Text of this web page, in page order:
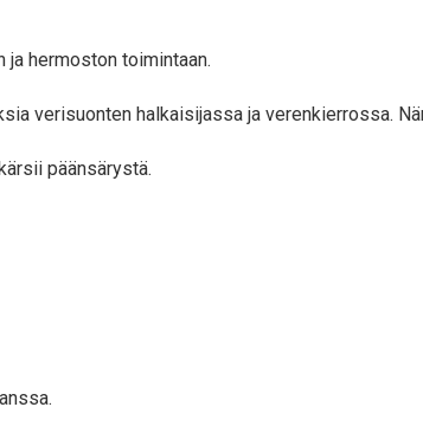
hermoston toimintaan.
verisuonten halkaisijassa ja verenkierrossa.
päänsärystä.